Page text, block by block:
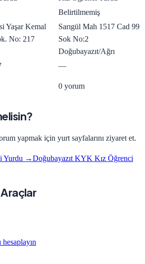
Belirtilmemiş
Yaşar Kemal
No: 217
Sarıgül Mah 1517 Cad 99
Sok No:2
Doğubayazıt/Ağrı
—
0 yorum
yapmak için yurt sayfalarını ziyaret et.
Yurdu →Doğubayazıt KYK Kız Öğrenci